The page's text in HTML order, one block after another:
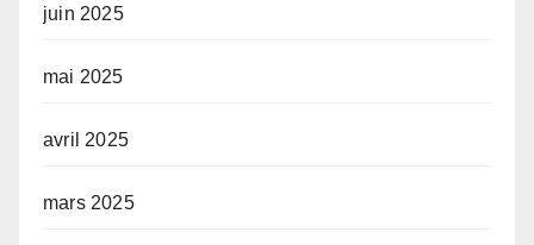
juin 2025
mai 2025
avril 2025
mars 2025